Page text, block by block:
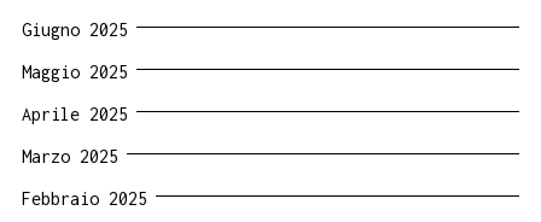
Giugno 2025
Maggio 2025
Aprile 2025
Marzo 2025
Febbraio 2025